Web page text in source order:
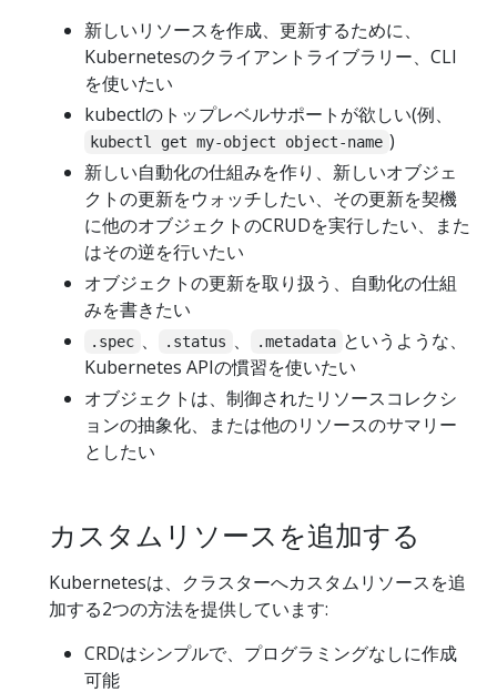
新しいリソースを作成、更新するために、
Kubernetesのクライアントライブラリー、CLI
を使いたい
kubectlのトップレベルサポートが欲しい(例、
kubectl get my-object object-name )
新しい自動化の仕組みを作り、新しいオブジェ
クトの更新をウォッチしたい、その更新を契機
に他のオブジェクトのCRUDを実行したい、また
はその逆を行いたい
オブジェクトの更新を取り扱う、自動化の仕組
みを書きたい
.spec 、 .status 、 .metadata というような、
Kubernetes APIの慣習を使いたい
オブジェクトは、制御されたリソースコレクシ
ョンの抽象化、または他のリソースのサマリー
としたい
カスタムリソースを追加する
Kubernetesは、クラスターへカスタムリソースを追
加する2つの方法を提供しています:
CRDはシンプルで、プログラミングなしに作成
可能